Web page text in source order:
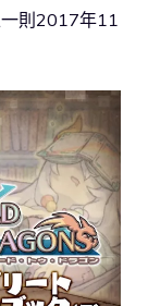
則2017年11